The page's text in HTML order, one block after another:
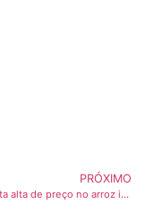
PRÓXIMO
Setor projeta alta de preço no arroz impulsionada por queda nos estoques